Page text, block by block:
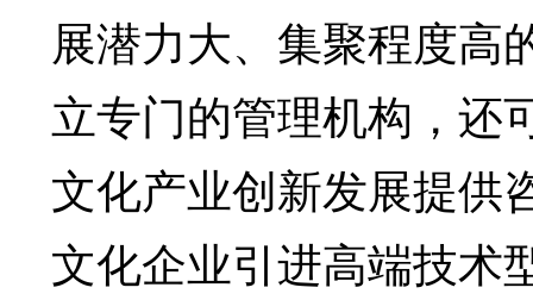
展潜力大、集聚程度高
立专门的管理机构，还
文化产业创新发展提供
文化企业引进高端技术